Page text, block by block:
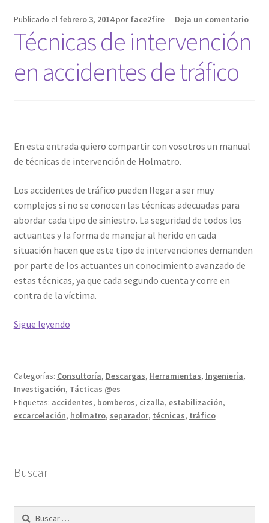
Publicado el febrero 3, 2014por face2fire— Deja un comentario
Técnicas de intervención
en accidentes de tráfico
En esta entrada quiero compartir con vosotros un manual
de técnicas de intervención de Holmatro.
Los accidentes de tráfico pueden llegar a ser muy
complejos si no se conocen las técnicas adecuadas para
abordar cada tipo de siniestro. La seguridad de todos los
actuantes y la forma de manejar al herido en cada
situación hacen que este tipo de intervenciones demanden
por parte de los actuantes un conocimiento avanzado de
estas técnicas, ya que cada segundo cuenta y corre en
contra de la víctima.
Sigue leyendoTécnicas
accidentes
de
tráfico
Categorías: Consultoría, Descargas, Herramientas, Ingeniería,
Investigación, Tácticas @es
Etiquetas: accidentes, bomberos, cizalla, estabilización,
excarcelación, holmatro, separador, técnicas, tráfico
Buscar
Buscar: